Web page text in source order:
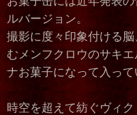
ルバージョン。
撮影に度々印象付ける
むメンフクロウのサキ
ナお菓子になって入って
時空を超えて紡ぐヴィ